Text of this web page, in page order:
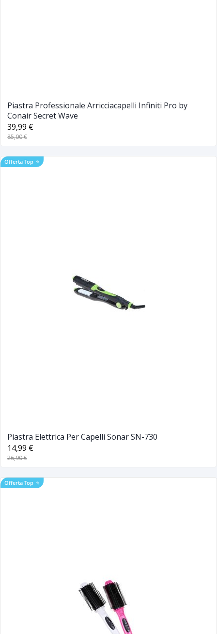
Piastra Professionale Arricciacapelli Infiniti Pro by
Conair Secret Wave
39,99 €
85,00 €
Offerta Top ⭐
Piastra Elettrica Per Capelli Sonar SN-730
14,99 €
26,90 €
Offerta Top ⭐